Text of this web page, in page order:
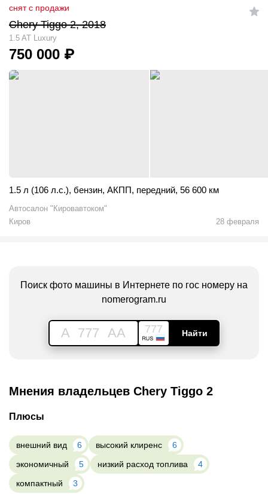
снят с продажи
Chery Tiggo 2, 2018
1.5 AT Luxury
750 000 ₽
1.5 л (106 л.с.), бензин, АКПП, передний, 56 600 км
Автосалон "Кировавтоком"
Киров
28 февраля
Поиск фото машины в Интернете по гос номеру на
nomerogram.ru
A 777 AA 777 Найти
Мнения владельцев Chery Tiggo 2
Плюсы
внешний вид 6 высокий клиренс
6
экономичный
5 низкий расход топлива
4
компактный
3